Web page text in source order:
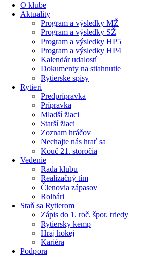
O klube
Aktuality
Program a výsledky MŽ
Program a výsledky SŽ
Program a výsledky HP5
Program a výsledky HP4
Kalendár udalostí
Dokumenty na stiahnutie
Rytierske spisy
Rytieri
Predprípravka
Prípravka
Mladší žiaci
Starší žiaci
Zoznam hráčov
Nechajte nás hrať sa
Kouč 21. storočia
Vedenie
Rada klubu
Realizačný tím
Členovia zápasov
Rolbári
Staň sa Rytierom
Zápis do 1. roč. špor. triedy
Rytiersky kemp
Hraj hokej
Kariéra
Podpora